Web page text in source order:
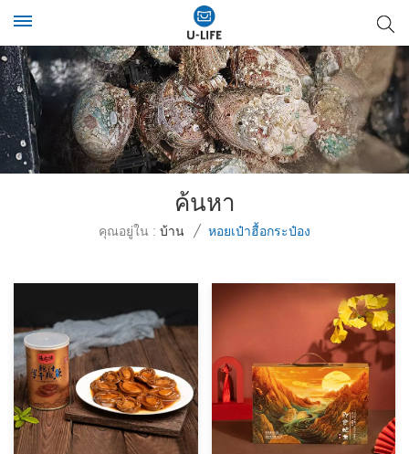
ค้นหา
คุณอยู่ใน : บ้าน / หอยเป๋าฮื้อกระป๋อง